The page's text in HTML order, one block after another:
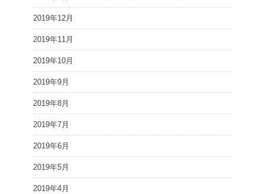
2019年12月
2019年11月
2019年10月
2019年9月
2019年8月
2019年7月
2019年6月
2019年5月
2019年4月